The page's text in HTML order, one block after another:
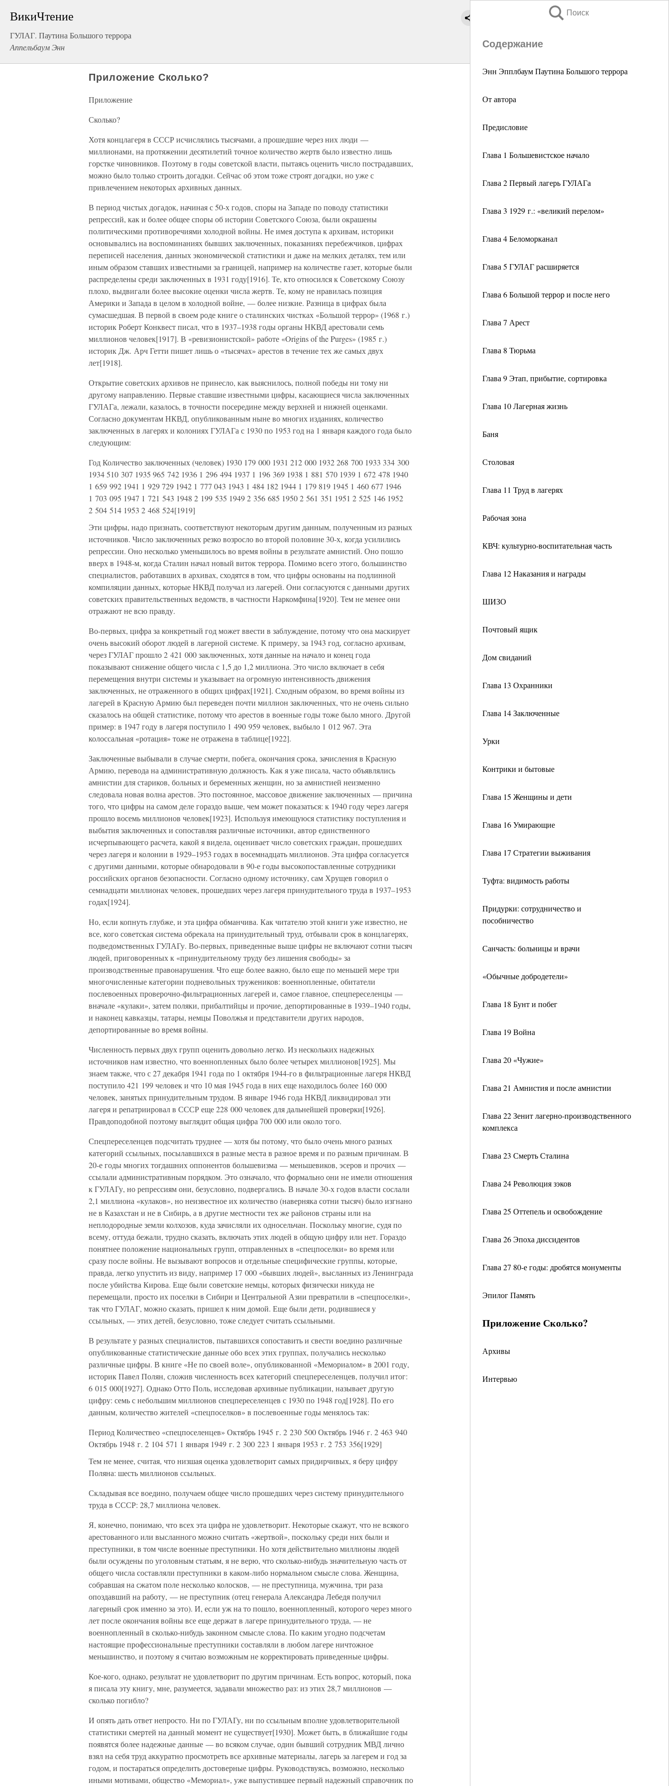
ВикиЧтение
ГУЛАГ. Паутина Большого террора
Аппельбаум Энн
Поиск
Содержание
Энн Эпплбаум Паутина Большого террора
От автора
Предисловие
Глава 1 Большевистское начало
Глава 2 Первый лагерь ГУЛАГа
Глава 3 1929 г.: «великий перелом»
Глава 4 Беломорканал
Глава 5 ГУЛАГ расширяется
Глава 6 Большой террор и после него
Глава 7 Арест
Глава 8 Тюрьма
Глава 9 Этап, прибытие, сортировка
Глава 10 Лагерная жизнь
Баня
Столовая
Глава 11 Труд в лагерях
Рабочая зона
КВЧ: культурно-воспитательная часть
Глава 12 Наказания и награды
ШИЗО
Почтовый ящик
Дом свиданий
Глава 13 Охранники
Глава 14 Заключенные
Урки
Контрики и бытовые
Глава 15 Женщины и дети
Глава 16 Умирающие
Глава 17 Стратегии выживания
Туфта: видимость работы
Придурки: сотрудничество и
пособничество
Санчасть: больницы и врачи
«Обычные добродетели»
Глава 18 Бунт и побег
Глава 19 Война
Глава 20 «Чужие»
Глава 21 Амнистия и после амнистии
Глава 22 Зенит лагерно-производственного
комплекса
Глава 23 Смерть Сталина
Глава 24 Революция зэков
Глава 25 Оттепель и освобождение
Глава 26 Эпоха диссидентов
Глава 27 80-е годы: дробятся монументы
Эпилог Память
Приложение Сколько?
Архивы
Интервью
Приложение Сколько?
Приложение
Сколько?
Хотя концлагеря в СССР исчислялись тысячами, а прошедшие через них люди —
миллионами, на протяжении десятилетий точное количество жертв было известно лишь
горстке чиновников. Поэтому в годы советской власти, пытаясь оценить число пострадавших,
можно было только строить догадки. Сейчас об этом тоже строят догадки, но уже с
привлечением некоторых архивных данных.
В период чистых догадок, начиная с 50-х годов, споры на Западе по поводу статистики
репрессий, как и более общее споры об истории Советского Союза, были окрашены
политическими противоречиями холодной войны. Не имея доступа к архивам, историки
основывались на воспоминаниях бывших заключенных, показаниях перебежчиков, цифрах
переписей населения, данных экономической статистики и даже на мелких деталях, тем или
иным образом ставших известными за границей, например на количестве газет, которые были
распределены среди заключенных в 1931 году[1916]. Те, кто относился к Советскому Союзу
плохо, выдвигали более высокие оценки числа жертв. Те, кому не нравилась позиция
Америки и Запада в целом в холодной войне, — более низкие. Разница в цифрах была
сумасшедшая. В первой в своем роде книге о сталинских чистках «Большой террор» (1968 г.)
историк Роберт Конквест писал, что в 1937–1938 годы органы НКВД арестовали семь
миллионов человек[1917]. В «ревизионистской» работе «Origins of the Purges» (1985 г.)
историк Дж. Арч Гетти пишет лишь о «тысячах» арестов в течение тех же самых двух
лет[1918].
Открытие советских архивов не принесло, как выяснилось, полной победы ни тому ни
другому направлению. Первые ставшие известными цифры, касающиеся числа заключенных
ГУЛАГа, лежали, казалось, в точности посередине между верхней и нижней оценками.
Согласно документам НКВД, опубликованным ныне во многих изданиях, количество
заключенных в лагерях и колониях ГУЛАГа с 1930 по 1953 год на 1 января каждого года было
следующим:
Год Количество заключенных (человек) 1930 179 000 1931 212 000 1932 268 700 1933 334 300
1934 510 307 1935 965 742 1936 1 296 494 1937 1 196 369 1938 1 881 570 1939 1 672 478 1940
1 659 992 1941 1 929 729 1942 1 777 043 1943 1 484 182 1944 1 179 819 1945 1 460 677 1946
1 703 095 1947 1 721 543 1948 2 199 535 1949 2 356 685 1950 2 561 351 1951 2 525 146 1952
2 504 514 1953 2 468 524[1919]
Эти цифры, надо признать, соответствуют некоторым другим данным, полученным из разных
источников. Число заключенных резко возросло во второй половине 30-х, когда усилились
репрессии. Оно несколько уменьшилось во время войны в результате амнистий. Оно пошло
вверх в 1948-м, когда Сталин начал новый виток террора. Помимо всего этого, большинство
специалистов, работавших в архивах, сходятся в том, что цифры основаны на подлинной
компиляции данных, которые НКВД получал из лагерей. Они согласуются с данными других
советских правительственных ведомств, в частности Наркомфина[1920]. Тем не менее они
отражают не всю правду.
Во-первых, цифра за конкретный год может ввести в заблуждение, потому что она маскирует
очень высокий оборот людей в лагерной системе. К примеру, за 1943 год, согласно архивам,
через ГУЛАГ прошло 2 421 000 заключенных, хотя данные на начало и конец года
показывают снижение общего числа с 1,5 до 1,2 миллиона. Это число включает в себя
перемещения внутри системы и указывает на огромную интенсивность движения
заключенных, не отраженного в общих цифрах[1921]. Сходным образом, во время войны из
лагерей в Красную Армию был переведен почти миллион заключенных, что не очень сильно
сказалось на общей статистике, потому что арестов в военные годы тоже было много. Другой
пример: в 1947 году в лагеря поступило 1 490 959 человек, выбыло 1 012 967. Эта
колоссальная «ротация» тоже не отражена в таблице[1922].
Заключенные выбывали в случае смерти, побега, окончания срока, зачисления в Красную
Армию, перевода на административную должность. Как я уже писала, часто объявлялись
амнистии для стариков, больных и беременных женщин, но за амнистией неизменно
следовала новая волна арестов. Это постоянное, массовое движение заключенных — причина
того, что цифры на самом деле гораздо выше, чем может показаться: к 1940 году через лагеря
прошло восемь миллионов человек[1923]. Используя имеющуюся статистику поступления и
выбытия заключенных и сопоставляя различные источники, автор единственного
исчерпывающего расчета, какой я видела, оценивает число советских граждан, прошедших
через лагеря и колонии в 1929–1953 годах в восемнадцать миллионов. Эта цифра согласуется
с другими данными, которые обнародовали в 90-е годы высокопоставленные сотрудники
российских органов безопасности. Согласно одному источнику, сам Хрущев говорил о
семнадцати миллионах человек, прошедших через лагеря принудительного труда в 1937–1953
годах[1924].
Но, если копнуть глубже, и эта цифра обманчива. Как читателю этой книги уже известно, не
все, кого советская система обрекала на принудительный труд, отбывали срок в концлагерях,
подведомственных ГУЛАГу. Во-первых, приведенные выше цифры не включают сотни тысяч
людей, приговоренных к «принудительному труду без лишения свободы» за
производственные правонарушения. Что еще более важно, было еще по меньшей мере три
многочисленные категории подневольных тружеников: военнопленные, обитатели
послевоенных проверочно-фильтрационных лагерей и, самое главное, спецпереселенцы —
вначале «кулаки», затем поляки, прибалтийцы и прочие, депортированные в 1939–1940 годы,
и наконец кавказцы, татары, немцы Поволжья и представители других народов,
депортированные во время войны.
Численность первых двух групп оценить довольно легко. Из нескольких надежных
источников нам известно, что военнопленных было более четырех миллионов[1925]. Мы
знаем также, что с 27 декабря 1941 года по 1 октября 1944-го в фильтрационные лагеря НКВД
поступило 421 199 человек и что 10 мая 1945 года в них еще находилось более 160 000
человек, занятых принудительным трудом. В январе 1946 года НКВД ликвидировал эти
лагеря и репатриировал в СССР еще 228 000 человек для дальнейшей проверки[1926].
Правдоподобной поэтому выглядит общая цифра 700 000 или около того.
Спецпереселенцев подсчитать труднее — хотя бы потому, что было очень много разных
категорий ссыльных, посылавшихся в разные места в разное время и по разным причинам. В
20-е годы многих тогдашних оппонентов большевизма — меньшевиков, эсеров и прочих —
ссылали административным порядком. Это означало, что формально они не имели отношения
к ГУЛАГу, но репрессиям они, безусловно, подвергались. В начале 30-х годов власти сослали
2,1 миллиона «кулаков», но неизвестное их количество (наверняка сотни тысяч) было изгнано
не в Казахстан и не в Сибирь, а в другие местности тех же районов страны или на
неплодородные земли колхозов, куда зачисляли их односельчан. Поскольку многие, судя по
всему, оттуда бежали, трудно сказать, включать этих людей в общую цифру или нет. Гораздо
понятнее положение национальных групп, отправленных в «спецпоселки» во время или
сразу после войны. Не вызывают вопросов и отдельные специфические группы, которые,
правда, легко упустить из виду, например 17 000 «бывших людей», высланных из Ленинграда
после убийства Кирова. Еще были советские немцы, которых физически никуда не
перемещали, просто их поселки в Сибири и Центральной Азии превратили в «спецпоселки»,
так что ГУЛАГ, можно сказать, пришел к ним домой. Еще были дети, родившиеся у
ссыльных, — этих детей, безусловно, тоже следует считать ссыльными.
В результате у разных специалистов, пытавшихся сопоставить и свести воедино различные
опубликованные статистические данные обо всех этих группах, получались несколько
различные цифры. В книге «Не по своей воле», опубликованной «Мемориалом» в 2001 году,
историк Павел Полян, сложив численность всех категорий спецпереселенцев, получил итог:
6 015 000[1927]. Однако Отто Поль, исследовав архивные публикации, называет другую
цифру: семь с небольшим миллионов спецпереселенцев с 1930 по 1948 год[1928]. По его
данным, количество жителей «спецпоселков» в послевоенные годы менялось так:
Период Количествео «спецпоселенцев» Октябрь 1945 г. 2 230 500 Октябрь 1946 г. 2 463 940
Октябрь 1948 г. 2 104 571 1 января 1949 г. 2 300 223 1 января 1953 г. 2 753 356[1929]
Тем не менее, считая, что низшая оценка удовлетворит самых придирчивых, я беру цифру
Поляна: шесть миллионов ссыльных.
Складывая все воедино, получаем общее число прошедших через систему принудительного
труда в СССР: 28,7 миллиона человек.
Я, конечно, понимаю, что всех эта цифра не удовлетворит. Некоторые скажут, что не всякого
арестованного или высланного можно считать «жертвой», поскольку среди них были и
преступники, в том числе военные преступники. Но хотя действительно миллионы людей
были осуждены по уголовным статьям, я не верю, что сколько-нибудь значительную часть от
общего числа составляли преступники в каком-либо нормальном смысле слова. Женщина,
собравшая на сжатом поле несколько колосков, — не преступница, мужчина, три раза
опоздавший на работу, — не преступник (отец генерала Александра Лебедя получил
лагерный срок именно за это). И, если уж на то пошло, военнопленный, которого через много
лет после окончания войны все еще держат в лагере принудительного труда, — не
военнопленный в сколько-нибудь законном смысле слова. По каким угодно подсчетам
настоящие профессиональные преступники составляли в любом лагере ничтожное
меньшинство, и поэтому я считаю возможным не корректировать приведенные цифры.
Кое-кого, однако, результат не удовлетворит по другим причинам. Есть вопрос, который, пока
я писала эту книгу, мне, разумеется, задавали множество раз: из этих 28,7 миллионов —
сколько погибло?
И опять дать ответ непросто. Ни по ГУЛАГу, ни по ссыльным вполне удовлетворительной
статистики смертей на данный момент не существует[1930]. Может быть, в ближайшие годы
появятся более надежные данные — во всяком случае, один бывший сотрудник МВД лично
взял на себя труд аккуратно просмотреть все архивные материалы, лагерь за лагерем и год за
годом, и постараться определить достоверные цифры. Руководствуясь, возможно, несколько
иными мотивами, общество «Мемориал», уже выпустившее первый надежный справочник по